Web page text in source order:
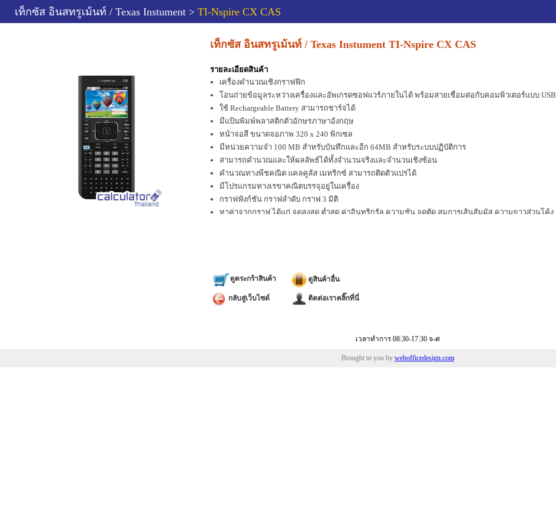
เท็กซัส อินสทรูเม้นท์ / Texas Instument > TI-Nspire CX CAS
เท็กซัส อินสทรูเม้นท์ / Texas Instument TI-Nspire CX CAS
รายละเอียดสินค้า
เครื่องคำนวณเชิงกราฟฟิก
โอนถ่ายข้อมูลระหว่างเครื่องและอัพเกรดซอฟแวร์ภายในได้ พร้อมสายเชื่อมต่อกับคอมพิวเตอร์แบบ USB
ใช้ Rechargeable Battery สามารถชาร์จได้
มีแป้นพิมพ์พลาสติกตัวอักษรภาษาอังกฤษ
หน้าจอสี ขนาดจอภาพ 320 x 240 พิกเซล
มีหน่วยความจำ 100 MB สำหรับบันทึกและอีก 64MB สำหรับระบบปฏิบัติการ
สามารถคำนวณและให้ผลลัพธ์ได้ทั้งจำนวนจริงและจำนวนเชิงซ้อน
คำนวณทางพีชคณิต แคลคูลัส เมทริกซ์ สามารถติดตัวแปรได้
มีโปรแกรมทางเรขาคณิตบรรจุอยู่ในเครื่อง
กราฟฟังก์ชัน กราฟลำดับ กราฟ 3 มิติ
หาค่าจากกราฟ ได้แก่ จุดสูงสุด ต่ำสุด ค่าอินทริกรัล ความชัน จุดตัด สมการเส้นสัมผัส ความยาวส่วนโค้ง
ดูตระกร้าสินค้า ดูสินค้าอื่น
กลับสู่เว็บไซด์ ติดต่อเราคลิ๊กที่นี่
เวลาทำการ 08:30-17:30 จ-ศ
Brought to you by webofficedesign.com